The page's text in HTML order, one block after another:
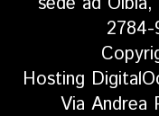
Hosting
Via Andrea